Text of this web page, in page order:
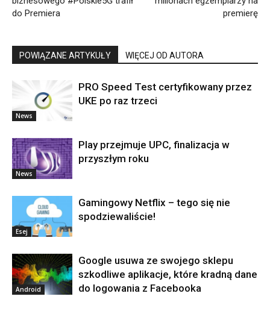
do Premiera
premierę
POWIĄZANE ARTYKUŁY WIĘCEJ OD AUTORA
News
PRO Speed Test certyfikowany przez
UKE po raz trzeci
News
Play przejmuje UPC, finalizacja w
przyszłym roku
Esej
Gamingowy Netflix – tego się nie
spodziewaliście!
Android
Google usuwa ze swojego sklepu
szkodliwe aplikacje, które kradną dane
do logowania z Facebooka